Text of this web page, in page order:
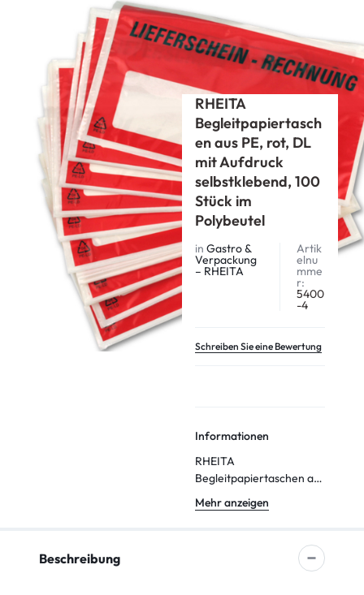
RHEITA
Gastro & Verpackung – RHEITA
RHEITA Begleitpapiertaschen aus PE, rot, DL mit Aufdruck
selbstklebend, 100 Stück im Polybeutel
RHEITA
Begleitpapiertasch
en aus PE, rot, DL
mit Aufdruck
selbstklebend, 100
Stück im
Polybeutel
in Gastro &
Verpackung
– RHEITA
Artik
elnu
mme
r:
5400
-4
Schreiben Sie eine Bewertung
Informationen
RHEITA
Begleitpapiertaschen aus
PE, rot, DL mit Aufdruck
selbstklebend, 100 Stück
Mehr anzeigen
Beschreibung